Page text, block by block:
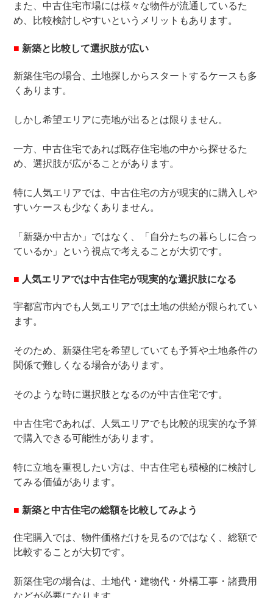
また、中古住宅市場には様々な物件が流通しているた
め、比較検討しやすいというメリットもあります。
■ 新築と比較して選択肢が広い
新築住宅の場合、土地探しからスタートするケースも多
くあります。
しかし希望エリアに売地が出るとは限りません。
一方、中古住宅であれば既存住宅地の中から探せるた
め、選択肢が広がることがあります。
特に人気エリアでは、中古住宅の方が現実的に購入しや
すいケースも少なくありません。
「新築か中古か」ではなく、「自分たちの暮らしに合っ
ているか」という視点で考えることが大切です。
■ 人気エリアでは中古住宅が現実的な選択肢になる
宇都宮市内でも人気エリアでは土地の供給が限られてい
ます。
そのため、新築住宅を希望していても予算や土地条件の
関係で難しくなる場合があります。
そのような時に選択肢となるのが中古住宅です。
中古住宅であれば、人気エリアでも比較的現実的な予算
で購入できる可能性があります。
特に立地を重視したい方は、中古住宅も積極的に検討し
てみる価値があります。
■ 新築と中古住宅の総額を比較してみよう
住宅購入では、物件価格だけを見るのではなく、総額で
比較することが大切です。
新築住宅の場合は、土地代・建物代・外構工事・諸費用
などが必要になります。